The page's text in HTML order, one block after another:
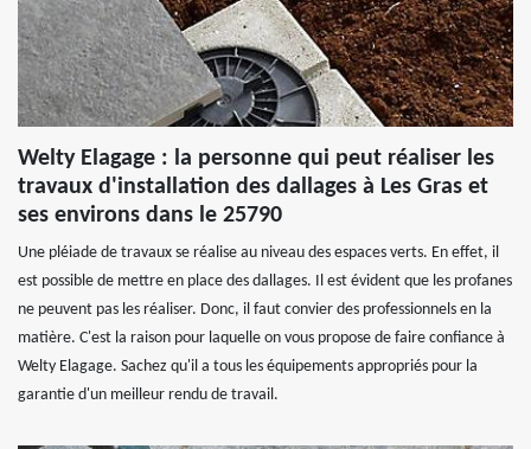
Welty Elagage : la personne qui peut réaliser les
travaux d'installation des dallages à Les Gras et
ses environs dans le 25790
Une pléiade de travaux se réalise au niveau des espaces verts. En effet, il
est possible de mettre en place des dallages. Il est évident que les profanes
ne peuvent pas les réaliser. Donc, il faut convier des professionnels en la
matière. C'est la raison pour laquelle on vous propose de faire confiance à
Welty Elagage. Sachez qu'il a tous les équipements appropriés pour la
garantie d'un meilleur rendu de travail.